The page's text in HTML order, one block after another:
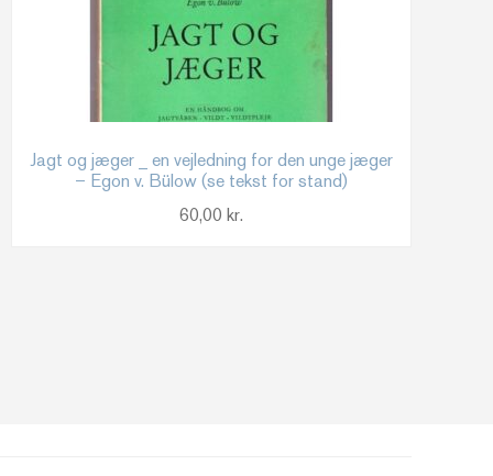
Jagt og jæger _ en vejledning for den unge jæger
– Egon v. Bülow (se tekst for stand)
60,00kr.